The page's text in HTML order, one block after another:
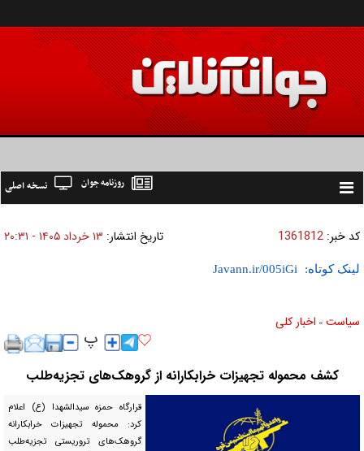
Toggle
نسخه اصلی روزنامه جوان
کد خبر: 1361812 تاریخ انتشار: ۱۳ خرداد ۱۴۰۵ - ۲۰:۳۱
لینک کوتاه:
سیاست » اخبار کلی
کشف محموله تجهیزات خرابکارانه از گروهک‌های تجزیه‌طلب
قرارگاه حمزه سیدالشهدا (ع) اعلام
کرد: محموله تجهیزات خرابکارانه
گروهک‌های تروریستی تجزیه‌طلب